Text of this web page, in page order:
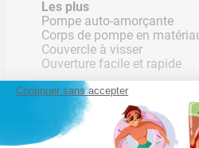
*Ces informations sont
varier selon le modèle
Les plus
Pompe auto-amorçante
Corps de pompe en
Couvercle à visser
Ouverture facile et rapide
Accessoire(s) inclus
2 Raccords tuyau souple
Continuer sans accepter